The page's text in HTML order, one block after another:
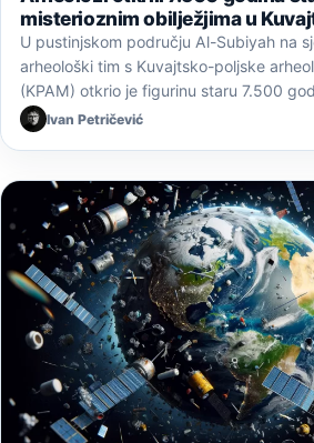
misterioznim obilježjima u
U pustinjskom području Al-Subiyah na
arheološki tim s Kuvajtsko-poljske
(KPAM) otkrio je figurinu staru 7.500
Ivan Petričević